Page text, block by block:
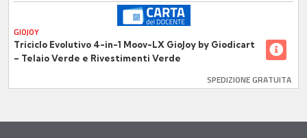
GIOJOY
Triciclo Evolutivo 4-in-1 Moov-LX GioJoy by Giodicart
– Telaio Verde e Rivestimenti Verde
SPEDIZIONE GRATUITA